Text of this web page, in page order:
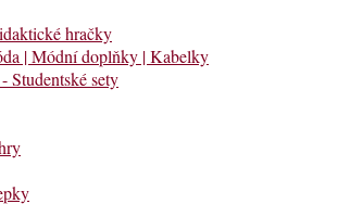
hračky
| Módní doplňky | Kabelky
Studentské sety